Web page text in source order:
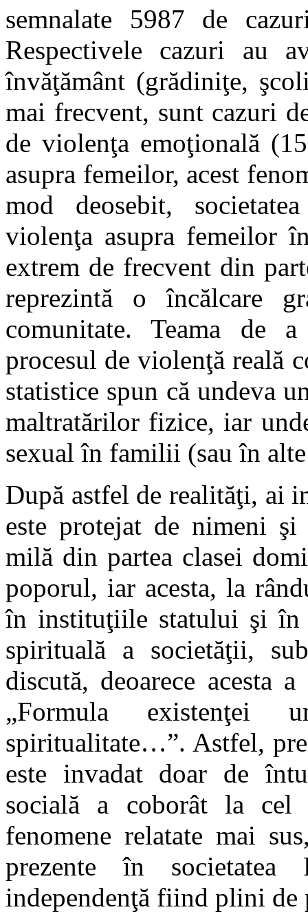
semnalate 5987 de
Respectivele cazuri
învăţământ (grădiniţe,
mai frecvent, sunt cazuri
de violenţa emoţională
asupra femeilor, acest
mod deosebit,
violenţa asupra femeilor
extrem de frecvent din
reprezintă o încălcare
comunitate. Teama de
procesul de violenţă reală
statistice spun că undeva
maltratărilor fizice, iar
sexual în familii (sau în
După astfel de realităţi, ai
este protejat de nimeni
milă din partea clasei
poporul, iar acesta, la
în instituţiile statului şi în
spirituală a societăţii,
discută, deoarece acesta
„Formula existenţei
spiritualitate…”. Astfel,
este invadat doar de
socială a coborât la cel
fenomene relatate mai
prezente în
independenţă fiind plini